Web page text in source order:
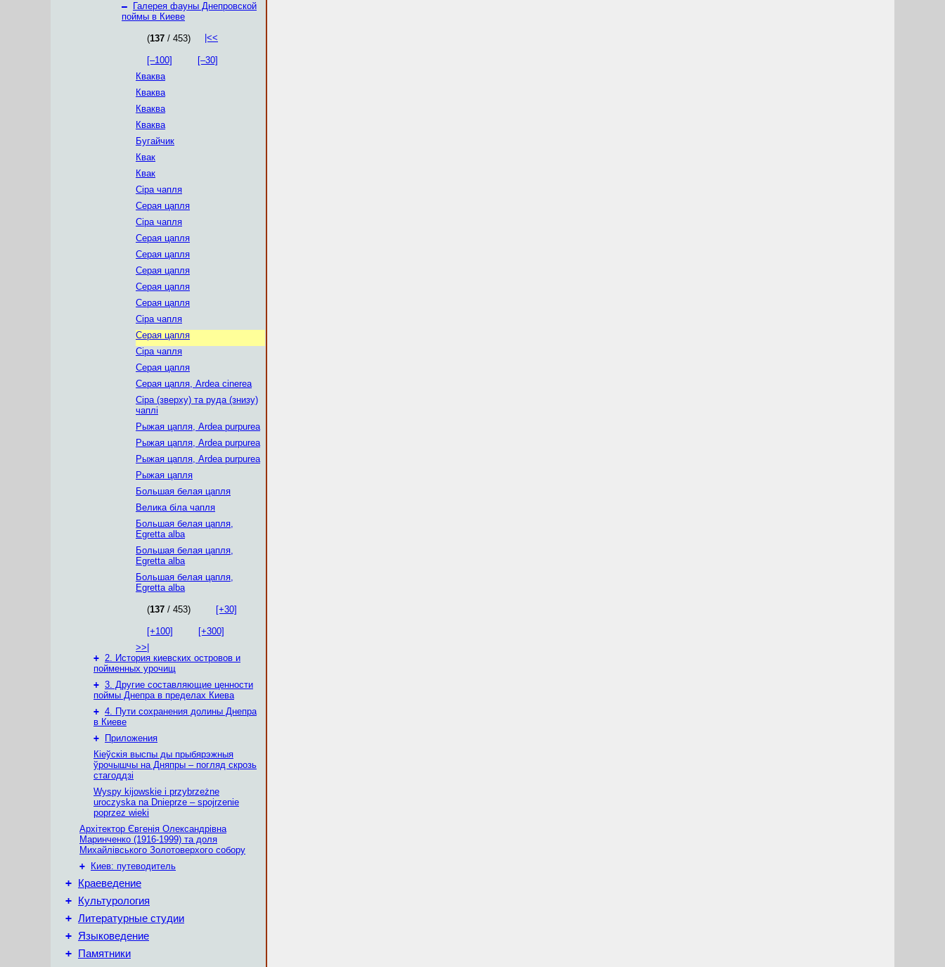
–
Галерея фауны Днепровской
поймы в Киеве
(137 / 453) |<<
[–100]
[–30]
Кваква
Кваква
Кваква
Кваква
Бугайчик
Квак
Квак
Сіра чапля
Серая цапля
Сіра чапля
Серая цапля
Серая цапля
Серая цапля
Серая цапля
Серая цапля
Сіра чапля
Серая цапля
Сіра чапля
Серая цапля
Серая цапля, Ardea cinerea
Сіра (зверху) та руда (знизу)
чаплі
Рыжая цапля, Ardea purpurea
Рыжая цапля, Ardea purpurea
Рыжая цапля, Ardea purpurea
Рыжая цапля
Большая белая цапля
Велика біла чапля
Большая белая цапля,
Egretta alba
Большая белая цапля,
Egretta alba
Большая белая цапля,
Egretta alba
(137 / 453) [+30]
[+100]
[+300]
>>|
+ 2. История киевских островов и
пойменных урочищ
+ 3. Другие составляющие ценности
поймы Днепра в пределах Киева
+ 4. Пути сохранения долины Днепра
в Киеве
+
Приложения
Кіеўскія выспы ды прыбярэжныя
ўрочышчы на Дняпры – погляд скрозь
стагоддзі
Wyspy kijowskie i przybrzeżne
uroczyska na Dnieprze – spojrzenie
poprzez wieki
Архітектор Євгенія Олександрівна
Маринченко (1916-1999) та доля
Михайлівського Золотоверхого собору
+
Киев: путеводитель
+ Краеведение
+ Культурология
+ Литературные студии
+ Языковедение
+ Памятники